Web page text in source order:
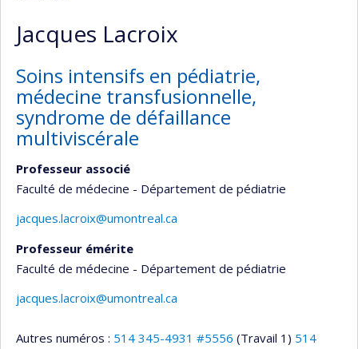
Jacques Lacroix
Soins intensifs en pédiatrie,
médecine transfusionnelle,
syndrome de défaillance
multiviscérale
Professeur associé
Faculté de médecine - Département de pédiatrie
jacques.lacroix@umontreal.ca
Professeur émérite
Faculté de médecine - Département de pédiatrie
jacques.lacroix@umontreal.ca
Autres numéros : 514 345-4931 #5556 (Travail 1) 514